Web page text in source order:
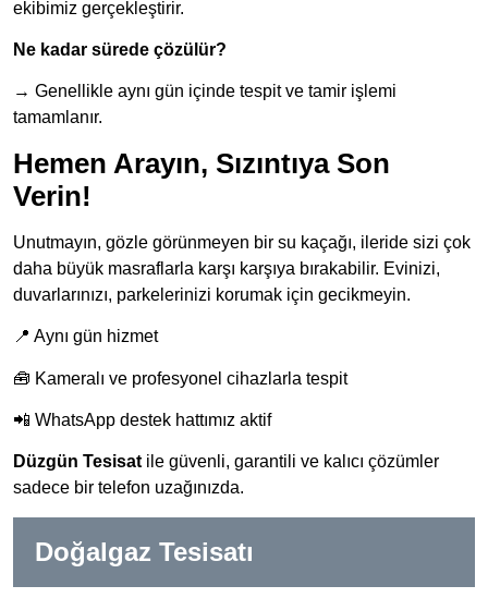
Doğalgaz Tesisatı
ekibimiz gerçekleştirir.
Ne kadar sürede çözülür?
→ Genellikle aynı gün içinde tespit ve tamir işlemi
tamamlanır.
Hemen Arayın, Sızıntıya Son
Verin!
Unutmayın, gözle görünmeyen bir su kaçağı, ileride sizi çok
daha büyük masraflarla karşı karşıya bırakabilir. Evinizi,
duvarlarınızı, parkelerinizi korumak için gecikmeyin.
📍 Aynı gün hizmet
🧰 Kameralı ve profesyonel cihazlarla tespit
📲 WhatsApp destek hattımız aktif
Düzgün Tesisat ile güvenli, garantili ve kalıcı çözümler
sadece bir telefon uzağınızda.